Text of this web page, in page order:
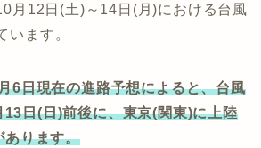
月12日(土)～14日(月)における台風
います。
6日現在の進路予想によると、台風
日(日)前後に、東京(関東)に上陸
あります。